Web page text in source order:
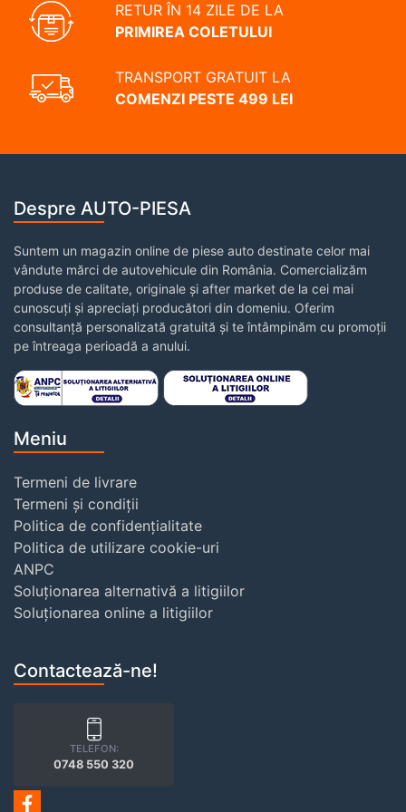
RETUR ÎN 14 ZILE DE LA
PRIMIREA COLETULUI
TRANSPORT GRATUIT LA
COMENZI PESTE 499 LEI
Despre AUTO-PIESA
Suntem un magazin online de piese auto destinate celor mai
vândute mărci de autovehicule din România. Comercializăm
produse de calitate, originale și after market de la cei mai
cunoscuți și apreciați producători din domeniu. Oferim
consultanță personalizată gratuită și te întâmpinăm cu promoții
pe întreaga perioadă a anului.
Meniu
Termeni de livrare
Termeni și condiții
Politica de confidențialitate
Politica de utilizare cookie-uri
ANPC
Soluționarea alternativă a litigiilor
Soluționarea online a litigiilor
Contactează-ne!
TELEFON:
0748 550 320